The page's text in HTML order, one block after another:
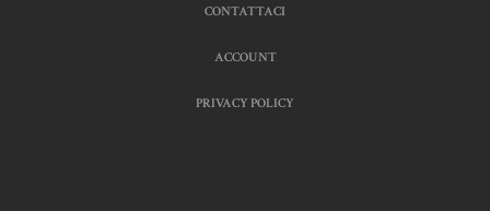
CONTATTACI
ACCOUNT
PRIVACY POLICY